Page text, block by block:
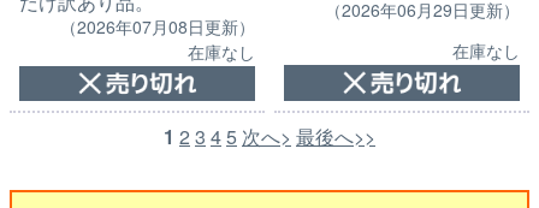
1 2 3 45 次へ> 最後へ>>
（2026年07月08日更新）
在庫なし
（2026年06月29日更新）
在庫なし